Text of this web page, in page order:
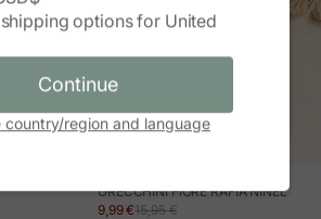
options for United
Continue
country/region and language
Continue
ORECCHINI FIORE RAFIA NINEL
PREZZO IN OFFERTA
9,99 €PREZZO NORMALE
15,95 €